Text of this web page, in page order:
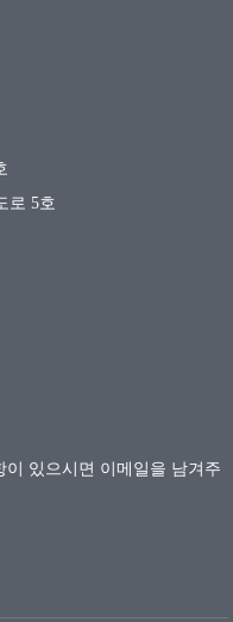
로 5호
있으시면 이메일을 남겨주